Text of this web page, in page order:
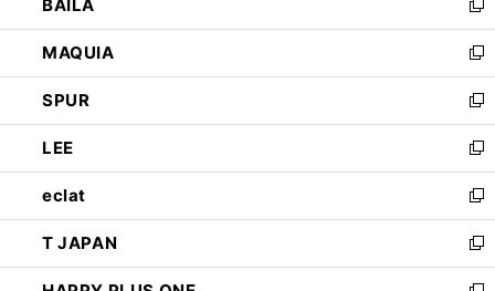
く
ィ
ン
ド
ウ
で
開
く
い
ウ
ィ
ン
ド
ウ
で
開
く
BAILA
新
し
い
ウ
ィ
ン
ド
ウ
で
開
く
MAQUIA
新
し
い
ウ
ィ
ン
ド
ウ
で
開
SPUR
新
し
い
ウ
ィ
ン
ド
ウ
LEE
新
し
い
ウ
ィ
ン
eclat
新
し
い
ウ
T JAPAN
新
し